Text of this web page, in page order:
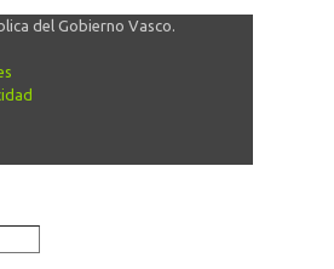
del Gobierno Vasco.